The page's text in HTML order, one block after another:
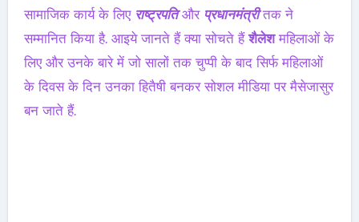
सामाजिक कार्य के लिए राष्ट्रपतिऔर प्रधानमंत्रीतक ने
सम्मानित किया है. आइये जानते हैं क्या सोचते हैंशैलेशमहिलाओं के
लिए और उनके बारे में जो सालों तक चुप्पी के बाद सिर्फ महिलाओं
के दिवस के दिन उनका हितैषी बनकर सोशल मीडिया पर मैसेजासुर
बन जाते हैं.